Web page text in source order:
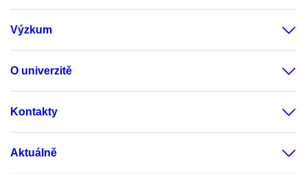
Výzkum
O univerzitě
Kontakty
Aktuálně